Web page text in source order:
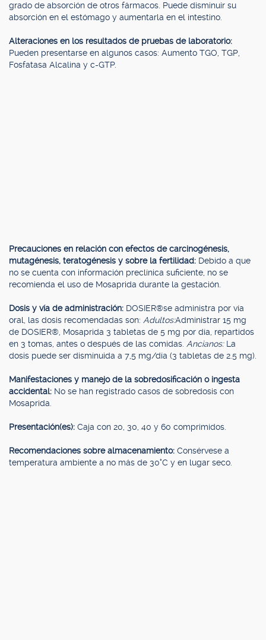
grado de absorción de otros fármacos. Puede disminuir su
absorción en el estómago y aumentarla en el intestino.
Alteraciones en los resultados de pruebas de laboratorio:
Pueden presentarse en algunos casos: Aumento TGO, TGP,
Fosfatasa Alcalina y c-GTP.
Precauciones en relación con efectos de carcinogénesis,
mutagénesis, teratogénesis y sobre la fertilidad: Debido a que
no se cuenta con información preclínica suficiente, no se
recomienda el uso de Mosaprida durante la gestación.
Dosis y vía de administración: DOSIER®se administra por vía
oral, las dosis recomendadas son: Adultos:Administrar 15 mg
de DOSIER®, Mosaprida 3 tabletas de 5 mg por día, repartidos
en 3 tomas, antes o después de las comidas. Ancianos: La
dosis puede ser disminuida a 7,5 mg/día (3 tabletas de 2.5 mg).
Manifestaciones y manejo de la sobredosificación o ingesta
accidental: No se han registrado casos de sobredosis con
Mosaprida.
Presentación(es): Caja con 20, 30, 40 y 60 comprimidos.
Recomendaciones sobre almacenamiento: Consérvese a
temperatura ambiente a no más de 30°C y en lugar seco.